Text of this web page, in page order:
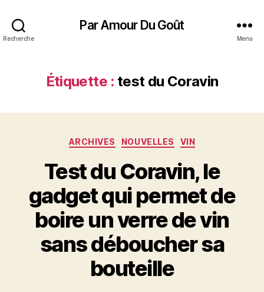
Recherche
Par Amour Du Goût
Menu
Étiquette : test du Coravin
Catégories
ARCHIVES NOUVELLES VIN
Test du Coravin, le
gadget qui permet de
boire un verre de vin
sans déboucher sa
bouteille